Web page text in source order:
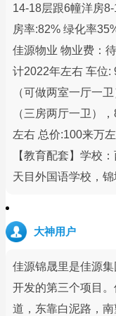
14-18层跟6幢洋房
房率:82% 绿化率
佳源物业 物业费：
计2022年左右 车位:
（可做两室一厅一
（三房两厅一卫）
左右 总价:100来万
【教育配套】学校
天目外国语学校，
大神用户
佳源锦晟里是佳源
开发的第三个项目
道，东靠白泥路，